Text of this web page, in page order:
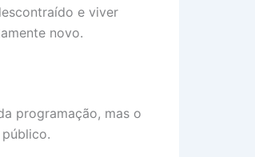
e viver
novo.
programação, mas o